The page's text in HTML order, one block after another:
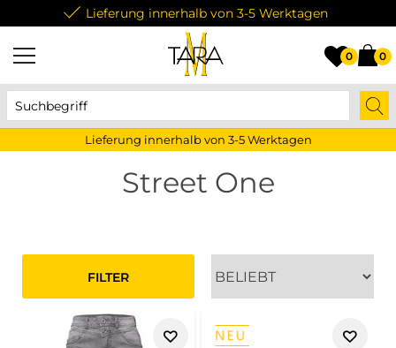
Kostenlose Retoure
0 0
Lieferung innerhalb von 3-5 Werktagen
Street One
FILTER